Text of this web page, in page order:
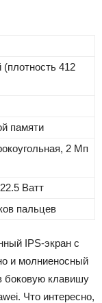
(плотность 412
памяти
2 Мп
Ватт
пальцев
IPS-экран с
и молниеносный
боковую клавишу
Что интересно,